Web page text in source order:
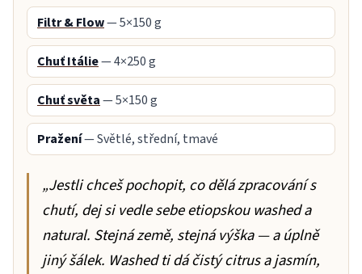
Filtr & Flow— 5×150 g
Chuť Itálie— 4×250 g
Chuť světa— 5×150 g
Pražení— Světlé, střední, tmavé
„Jestli chceš pochopit, co dělá zpracování s
chutí, dej si vedle sebe etiopskou washed a
natural. Stejná země, stejná výška — a úplně
jiný šálek. Washed ti dá čistý citrus a jasmín,